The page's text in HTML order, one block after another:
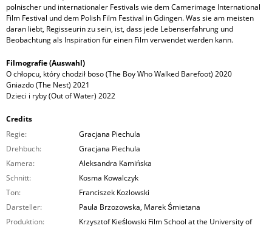
polnischer und internationaler Festivals wie dem Camerimage International
Film Festival und dem Polish Film Festival in Gdingen. Was sie am meisten
daran liebt, Regisseurin zu sein, ist, dass jede Lebenserfahrung und
Beobachtung als Inspiration für einen Film verwendet werden kann.
Filmografie (Auswahl)
O chłopcu, który chodził boso (The Boy Who Walked Barefoot) 2020
Gniazdo (The Nest) 2021
Dzieci i ryby (Out of Water) 2022
Credits
Regie:
Gracjana Piechula
Drehbuch:
Gracjana Piechula
Kamera:
Aleksandra Kamińska
Schnitt:
Kosma Kowalczyk
Ton:
Franciszek Kozlowski
Darsteller:
Paula Brzozowska, Marek Śmietana
Produktion:
Krzysztof Kieślowski Film School at the University of